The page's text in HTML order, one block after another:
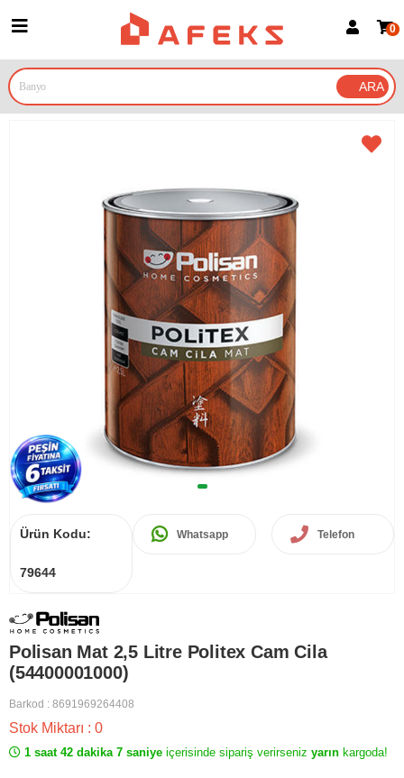
Google İle Bağlan
0
Ürün Kodu:
79644
Whatsapp Telefon
Polisan Mat 2,5 Litre Politex Cam Cila
(54400001000)
Barkod : 8691969264408
Stok Miktarı : 0
1 saat 42 dakika 7 saniye içerisinde sipariş verirseniz yarın kargoda!